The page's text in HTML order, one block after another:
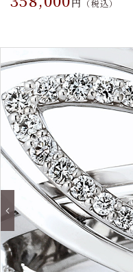
（税込）